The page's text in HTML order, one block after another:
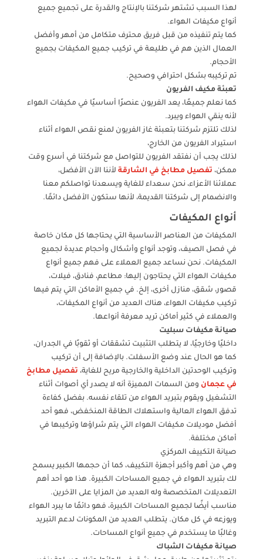
لهذا السبب تشتهر شركتنا بالإنتاج والقدرة على تجميع جميع
أنواع مكيفات الهواء.
كما يتم تنفيذه من قبل فريق محترف متكامل من أمهر وأفضل
العمال الذين هم في طليعة في تركيب جميع المكيفات بجميع
الأحجام.
تم تركيبه بشكل احترافي وصحيح.
تعبئة مكيف الفريون
كما نعلم جميعًا، يعد الفريون عنصرًا أساسيًا في مكيفات الهواء
لأنه ينقي الهواء ويبرد.
لذلك تلتزم شركتنا بتعبئة غاز الفريون لمنع نقص الهواء أثناء
استيراد الفريون من الخارج،
لذلك يجب أن نفتقد الفريون للتواصل مع شركتنا في أسرع وقت
ممكن، تفصيل مطابخ في الشارقةلأننا الآن الأفضل،
عملائنا الأعزاء، نحن سعداء للغاية ويسعدنا تواصلكم معنا
والانضمام إلى شركتنا القديمة، لأنها ستكون الأفضل دائمًا.
أنواع المكيفات
المكيفات من العناصر الأساسية التي يحتاجها كل مكان خاصة
في فصل الصيف، وتوجد أنواع وأشكال وأحجام عديدة لجميع
المكيفات. نحن نساعد جميع العملاء على فهم جميع أنواع
مكيفات الهواء التي يحتاجون إليها: مطاعم، فنادق، فيلات،
قصور، شقق، منازل أخرى، إلخ. في جميع الأماكن التي يتم فيها
تركيب مكيفات الهواء، هناك العديد من أنواع المكيفات،
والعملاء في كثير أماكن تريد معرفة أنواعها.
صيانة مكيفات سبليت
داخليًا وخارجيًا، لا يتطلب التثبيت تشققات أو ثقوبًا في الجدران،
كما هو الحال عند وضع الأسفلت. بالإضافة إلى أن تركيب
وتركيب الوحدتين الداخلية والخارجية مريح للغاية، تفصيل مطابخ
في عجمان ومن السمات المميزة أنه لا يصدر أي أصوات أثناء
التشغيل ويقوم بتبريد الهواء من تلقاء نفسه. بفضل كفاءة
تدفق الهواء العالية واستهلاك الطاقة المنخفض، فهو أحد
أفضل موديلات مكيفات الهواء التي يتم شراؤها وتركيبها في
أماكن مختلفة.
صيانة التكييف المركزي
وهي من أهم وأكبر أجهزة التكييف، كما أن حجمها الكبير يسمح
لك بتبريد الهواء في جميع المساحات الكبيرة. هذا هو أحد أهم
التعديلات المتخصصة وله العديد من المزايا على الآخرين.
مناسب أيضًا لجميع المساحات الكبيرة، فهو دائمًا ما يبرد الهواء
ويوزعه في كل مكان. يتطلب العديد من المكونات لدعم التبريد
وغالبًا ما يستخدم في جميع أنواع المساحات.
صيانة مكيفات الشباك